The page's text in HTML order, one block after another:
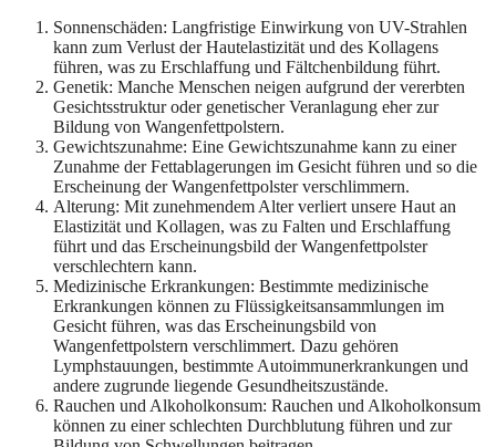
Sonnenschäden: Langfristige Einwirkung von UV-Strahlen
kann zum Verlust der Hautelastizität und des Kollagens
führen, was zu Erschlaffung und Fältchenbildung führt.
Genetik: Manche Menschen neigen aufgrund der vererbten
Gesichtsstruktur oder genetischer Veranlagung eher zur
Bildung von Wangenfettpolstern.
Gewichtszunahme: Eine Gewichtszunahme kann zu einer
Zunahme der Fettablagerungen im Gesicht führen und so die
Erscheinung der Wangenfettpolster verschlimmern.
Alterung: Mit zunehmendem Alter verliert unsere Haut an
Elastizität und Kollagen, was zu Falten und Erschlaffung
führt und das Erscheinungsbild der Wangenfettpolster
verschlechtern kann.
Medizinische Erkrankungen: Bestimmte medizinische
Erkrankungen können zu Flüssigkeitsansammlungen im
Gesicht führen, was das Erscheinungsbild von
Wangenfettpolstern verschlimmert. Dazu gehören
Lymphstauungen, bestimmte Autoimmunerkrankungen und
andere zugrunde liegende Gesundheitszustände.
Rauchen und Alkoholkonsum: Rauchen und Alkoholkonsum
können zu einer schlechten Durchblutung führen und zur